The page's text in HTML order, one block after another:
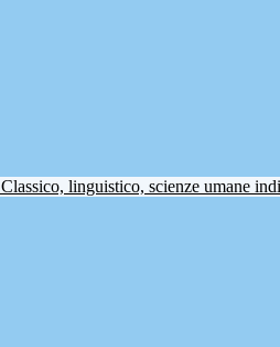
Classico, linguistico, scienze umane